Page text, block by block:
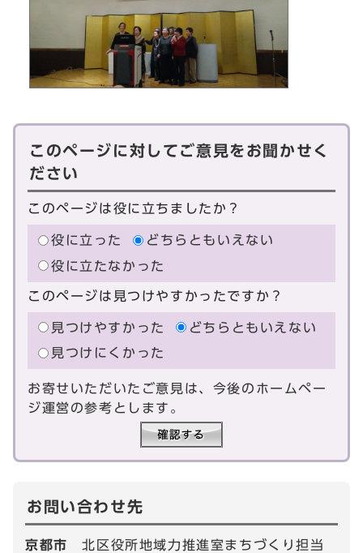
このページに対してご意見をお聞かせく
ださい
このページは役に立ちましたか？
役に立った
どちらともいえない
役に立たなかった
このページは見つけやすかったですか？
見つけやすかった
どちらともいえない
見つけにくかった
お寄せいただいたご意見は、今後のホームペー
ジ運営の参考とします。
お問い合わせ先
京都市北区役所地域力推進室まちづくり担当